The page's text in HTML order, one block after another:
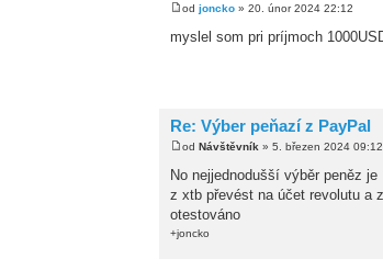
od joncko » 20. únor 2024 22:12
myslel som pri príjmoch
Re: Výber peňazí z PayPal
od Návštěvník » 5. březen 2024 09:12
No nejjednodušší výběr peněz
z xtb převést na účet revolutu a
otestováno
+joncko